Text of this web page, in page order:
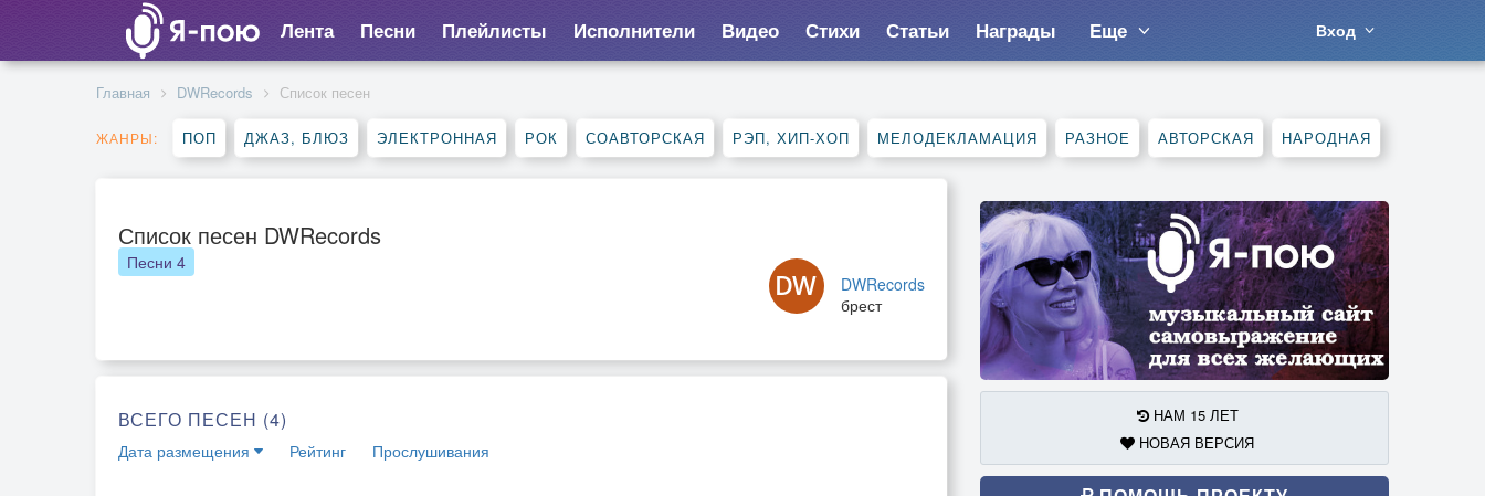
Лента Песни Плейлисты Исполнители Видео Стихи Статьи Награды Еще Вход
Главная DWRecords Список песен
ЖАНРЫ: ПОП ДЖАЗ, БЛЮЗ ЭЛЕКТРОННАЯ РОК СОАВТОРСКАЯ РЭП, ХИП-ХОП МЕЛОДЕКЛАМАЦИЯ РАЗНОЕ АВТОРСКАЯ НАРОДНАЯ
Список песен DWRecords
DWRecords
брест
Песни 4
ВСЕГО ПЕСЕН (4)
Дата размещения Рейтинг Прослушивания
НАМ 15 ЛЕТ
НОВАЯ ВЕРСИЯ